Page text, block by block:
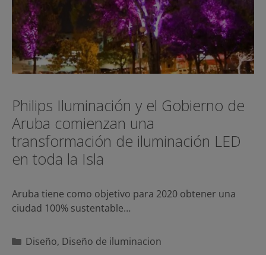
Philips Iluminación y el Gobierno de
Aruba comienzan una
transformación de iluminación LED
en toda la Isla
Aruba tiene como objetivo para 2020 obtener una
ciudad 100% sustentable…
Categorías
Diseño, Diseño de iluminacion